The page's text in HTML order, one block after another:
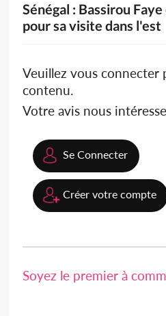
Sénégal : Bassirou
pour sa visite dans l'est
Veuillez vous connecter
contenu.
Votre avis nous
Se Connecter
Créer votre compte
Soyez le premier à